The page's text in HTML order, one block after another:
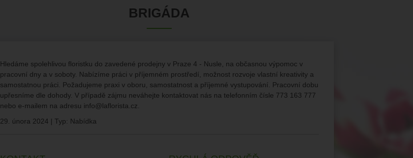
BRIGÁDA
Hledáme spolehlivou floristku do zavedené prodejny v Praze 4 - Nusle, na občasnou výpomoc v
pracovní dny a v soboty. Nabízíme práci v příjemném prostředí, možnost rozvoje vlastní kreativity a
samostatnou práci. Požadujeme praxi v oboru, samostatnost a příjemné vystupování. Pracovní dobu
upřesníme dle dohody. V případě zájmu neváhejte kontaktovat nás na telefonním čísle 773 163 777
nebo e-mailem na adresu info@laflorista.cz.
29. února 2024 | Typ: Nabídka